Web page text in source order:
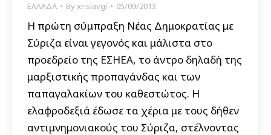
ΕΛΛΑΔΑ Byxrisiavgi 05/09/2013
Η πρώτη σύμπραξη Νέας Δημοκρατίας με
Σύριζα είναι γεγονός και μάλιστα στο
προεδρείο της ΕΣΗΕΑ, το άντρο δηλαδή της
μαρξιστικής προπαγάνδας και των
παπαγαλακίων του καθεστώτος. Η
ελαφροδεξιά έδωσε τα χέρια με τους δήθεν
αντιμνημονιακούς του Σύριζα, στέλνοντας